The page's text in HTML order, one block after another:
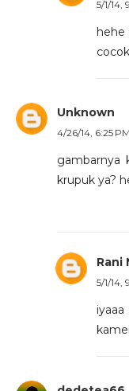
5/1/14,
hehe
Unknown
4/26/14, 6:25 PM
gambarnya
krupuk ya?
Rani
5/1/14,